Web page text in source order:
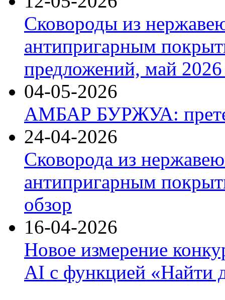
Сковороды из
антипригарным
предложений, май 2026
04-05-2026
АМБАР БУРЖУА:
24-04-2026
Сковорода из
антипригарным
обзор
16-04-2026
Новое измерение
AI с функцией «Найти